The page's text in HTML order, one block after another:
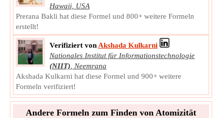
Hawaii, USA
Prerana Bakli hat diese Formel und 800+ weitere Formeln
erstellt!
Verifiziert von Akshada Kulkarni
Nationales Institut für Informationstechnologie
(NIIT)
Neemrana
Akshada Kulkarni hat diese Formel und 900+ weitere
Formeln verifiziert!
Andere Formeln zum Finden von Atomizität